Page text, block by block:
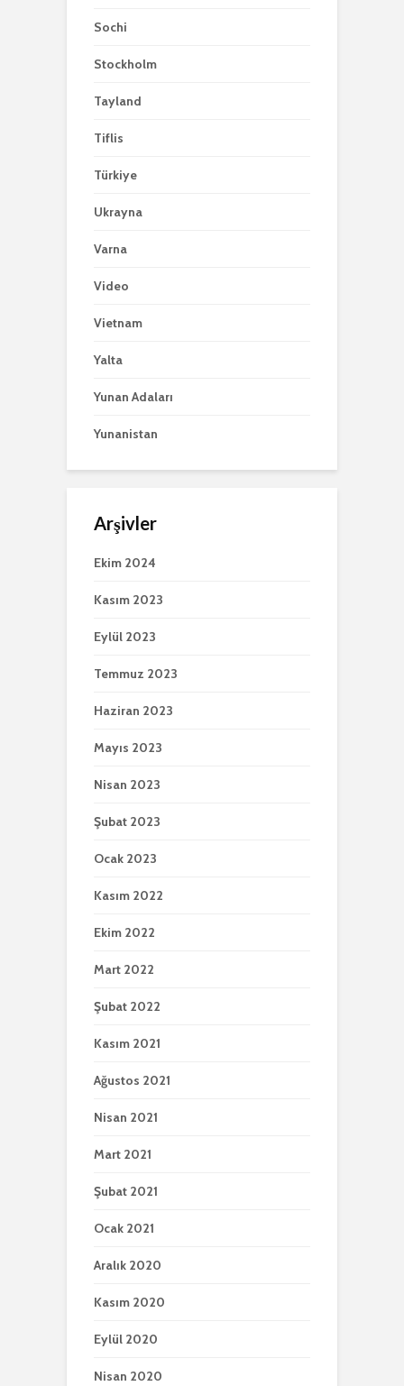
Sochi
Stockholm
Tayland
Tiflis
Türkiye
Ukrayna
Varna
Video
Vietnam
Yalta
Yunan Adaları
Yunanistan
Arşivler
Ekim 2024
Kasım 2023
Eylül 2023
Temmuz 2023
Haziran 2023
Mayıs 2023
Nisan 2023
Şubat 2023
Ocak 2023
Kasım 2022
Ekim 2022
Mart 2022
Şubat 2022
Kasım 2021
Ağustos 2021
Nisan 2021
Mart 2021
Şubat 2021
Ocak 2021
Aralık 2020
Kasım 2020
Eylül 2020
Nisan 2020